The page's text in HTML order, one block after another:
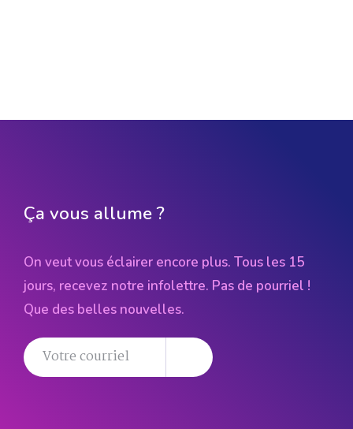
Ça vous allume ?
On veut vous éclairer encore plus. Tous les 15
jours, recevez notre infolettre. Pas de pourriel !
Que des belles nouvelles.